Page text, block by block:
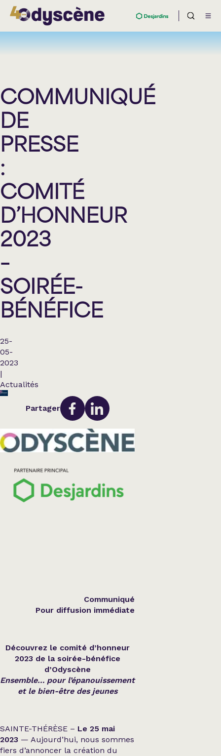
COMMUNIQUÉ
DE
PRESSE
:
COMITÉ
D’HONNEUR
2023
–
SOIRÉE-
BÉNÉFICE
25-
05-
2023
|
Actualités
Partager
Communiqué
Pour diffusion immédiate
Découvrez le comité d’honneur
2023 de la soirée-bénéfice
d’Odyscène
Ensemble… pour l’épanouissement
et le bien-être des jeunes
SAINTE-THÉRÈSE – Le 25 mai
2023 — Aujourd’hui, nous sommes
fiers d’annoncer la création du